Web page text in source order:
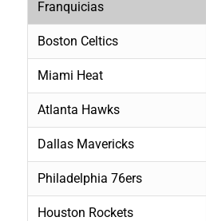
Franquicias
Boston Celtics
Miami Heat
Atlanta Hawks
Dallas Mavericks
Philadelphia 76ers
Houston Rockets